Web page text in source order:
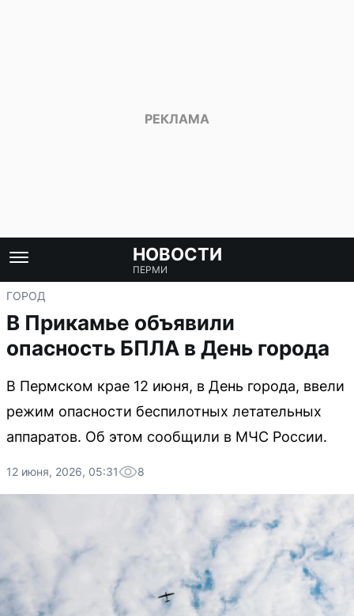
НОВОСТИ
ПЕРМИ
ГОРОД
В Прикамье объявили
опасность БПЛА в День города
В Пермском крае 12 июня, в День города, ввели
режим опасности беспилотных летательных
аппаратов. Об этом сообщили в МЧС России.
12 июня, 2026, 05:31 8